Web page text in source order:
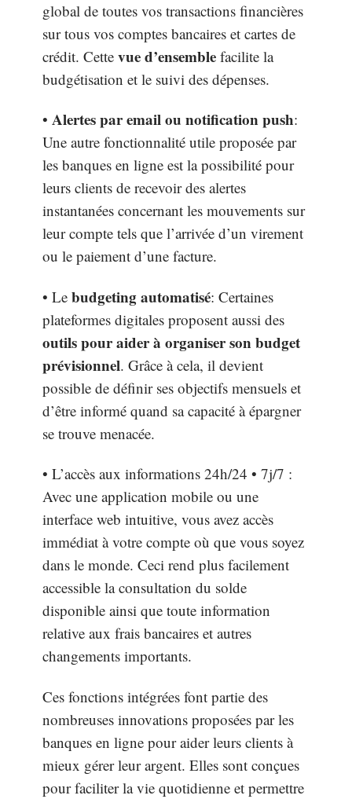
global de toutes vos transactions financières
sur tous vos comptes bancaires et cartes de
crédit. Cette vue d’ensemble facilite la
budgétisation et le suivi des dépenses.
• Alertes par email ou notification push:
Une autre fonctionnalité utile proposée par
les banques en ligne est la possibilité pour
leurs clients de recevoir des alertes
instantanées concernant les mouvements sur
leur compte tels que l’arrivée d’un virement
ou le paiement d’une facture.
• Le budgeting automatisé: Certaines
plateformes digitales proposent aussi des
outils pour aider à organiser son budget
prévisionnel. Grâce à cela, il devient
possible de définir ses objectifs mensuels et
d’être informé quand sa capacité à épargner
se trouve menacée.
• L’accès aux informations 24h/24 • 7j/7 :
Avec une application mobile ou une
interface web intuitive, vous avez accès
immédiat à votre compte où que vous soyez
dans le monde. Ceci rend plus facilement
accessible la consultation du solde
disponible ainsi que toute information
relative aux frais bancaires et autres
changements importants.
Ces fonctions intégrées font partie des
nombreuses innovations proposées par les
banques en ligne pour aider leurs clients à
mieux gérer leur argent. Elles sont conçues
pour faciliter la vie quotidienne et permettre